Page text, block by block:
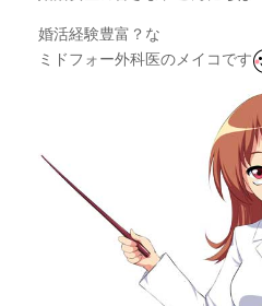
婚活経験豊富？な
ミドフォー外科医のメイコです